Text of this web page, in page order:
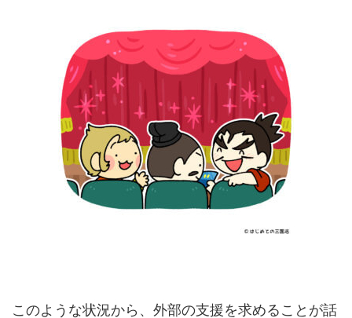
このような状況から、外部の支援を求めることが話